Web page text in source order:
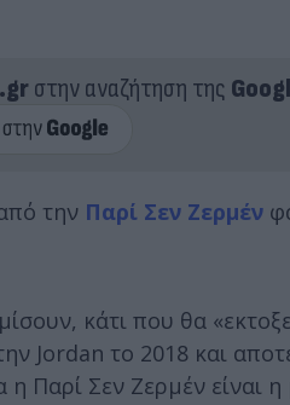
στην αναζήτηση της
την Παρί Σεν Ζερμέν
κάτι που θα
Jordan το 2018 και
Παρί Σεν Ζερμέν είναι